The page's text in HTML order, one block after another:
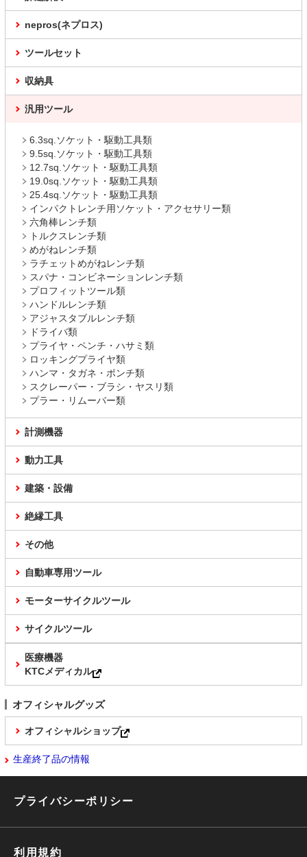
nepros(ネプロス)
ツールセット
収納具
汎用ツール
6.3sq.ソケット・駆動工具類
9.5sq.ソケット・駆動工具類
12.7sq.ソケット・駆動工具類
19.0sq.ソケット・駆動工具類
25.4sq.ソケット・駆動工具類
インパクトレンチ用ソケット・アクセサリー類
六角棒レンチ類
トルクスレンチ類
めがねレンチ類
ラチェットめがねレンチ類
スパナ・コンビネーションレンチ類
プロフィットツール類
ハンドルレンチ類
アジャスタブルレンチ類
ドライバ類
プライヤ・ペンチ・ハサミ類
ロッキングプライヤ類
ハンマ・タガネ・ポンチ類
スクレーパー・ブラシ・ヤスリ類
プラー・リムーバー類
計測機器
動力工具
建築・設備
絶縁工具
その他
自動車専用ツール
モーターサイクルツール
サイクルツール
医療機器
KTCメディカル
オフィシャルグッズ
オフィシャルショップ
生産終了品の情報
プライバシーポリシー
利用規約